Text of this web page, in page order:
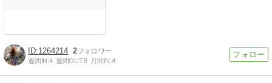
1264214 2
週間IN:4 週間OUT:8 月間IN:4